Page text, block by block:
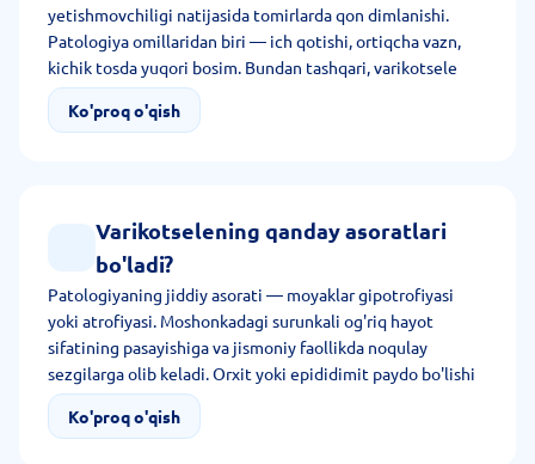
yetishmovchiligi natijasida tomirlarda qon dimlanishi.
Patologiya omillaridan biri — ich qotishi, ortiqcha vazn,
kichik tosda yuqori bosim. Bundan tashqari, varikotsele
jarohat, o'sma natijasida yuzaga keladi.
Ko'proq o'qish
Varikotselening qanday asoratlari
bo'ladi?
Patologiyaning jiddiy asorati — moyaklar gipotrofiyasi
yoki atrofiyasi. Moshonkadagi surunkali og'riq hayot
sifatining pasayishiga va jismoniy faollikda noqulay
sezgilarga olib keladi. Orxit yoki epididimit paydo bo'lishi
mumkin. Kamdan-kam tomirlar yorilishi natijasida
moshonkada gematoma yuzaga keladi.
Ko'proq o'qish